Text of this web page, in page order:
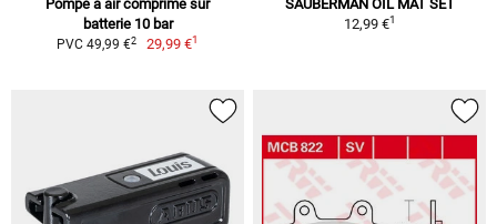
Pompe à air comprimé sur
batterie 10 bar
PVC 49,99 €2 29,99 €1
SAUBERMAN OIL MAT SET
12,99 €1